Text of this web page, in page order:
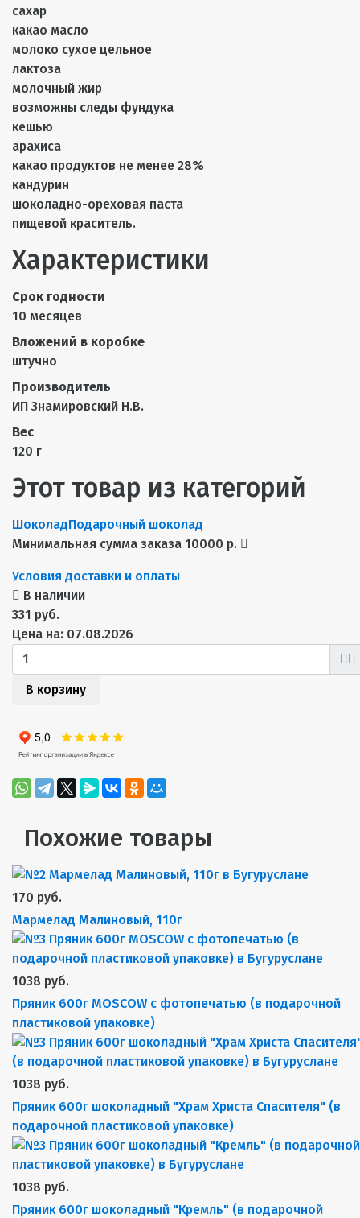
сахар
какао масло
молоко сухое цельное
лактоза
молочный жир
возможны следы фундука
кешью
арахиса
какао продуктов не менее 28%
кандурин
шоколадно-ореховая паста
пищевой краситель.
Характеристики
Срок годности
10 месяцев
Вложений в коробке
штучно
Производитель
ИП Знамировский Н.В.
Вес
120 г
Этот товар из категорий
ШоколадПодарочный шоколад
Минимальная сумма заказа 10000 р.
Условия доставки и оплаты
В наличии
331 руб.
Цена на: 07.08.2026
В корзину
Похожие товары
170 руб.
Мармелад Малиновый, 110г
1038 руб.
Пряник 600г MOSCOW с фотопечатью (в подарочной
пластиковой упаковке)
1038 руб.
Пряник 600г шоколадный "Храм Христа Спасителя" (в
подарочной пластиковой упаковке)
1038 руб.
Пряник 600г шоколадный "Кремль" (в подарочной